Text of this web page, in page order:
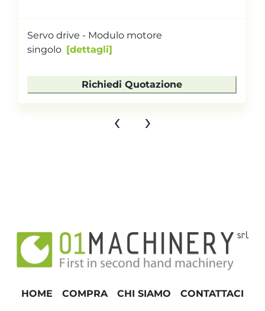
Servo drive - Modulo motore
singolo
dettagli
Richiedi Quotazione
‹ ›
HOME COMPRA CHI SIAMO CONTATTACI